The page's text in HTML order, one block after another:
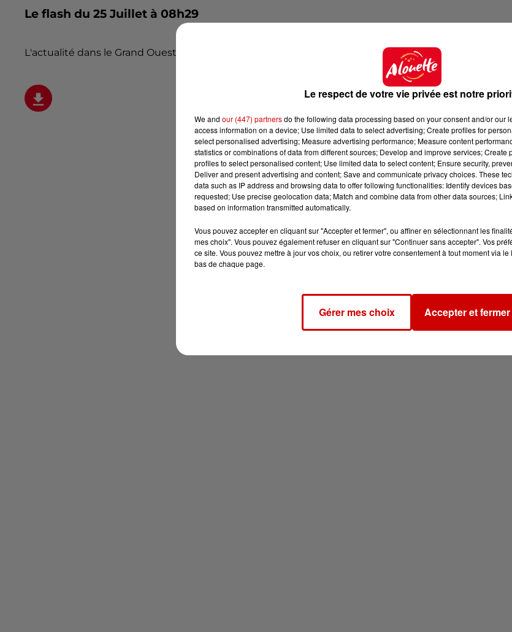
Le flash du 25 Juillet à 08h29
L'actualité dans le Grand Ouest par la rédaction d'ALOUETTE
Le respect de votre vie privée est notre
We and our (447) partnersdo the following data processing based on your consent and/or our
access information on a device; Use limited data to select advertising; Create profiles for
select personalised advertising; Measure advertising performance; Measure content
statistics or combinations of data from different sources; Develop and improve services; Create
profiles to select personalised content; Use limited data to select content; Ensure security,
Deliver and present advertising and content; Save and communicate privacy choices. These
data such as IP address and browsing data to offer following functionalities: Identify devices
requested; Use precise geolocation data; Match and combine data from other data sources;
based on information transmitted automatically.
Vous pouvez accepter en cliquant sur "Accepter et fermer", ou affiner en sélectionnant les
mes choix". Vous pouvez également refuser en cliquant sur "Continuer sans accepter". Vos
ce site. Vous pouvez mettre à jour vos choix, ou retirer votre consentement à tout moment via
bas de chaque page.
Gérer mes choix Accepter et fermer